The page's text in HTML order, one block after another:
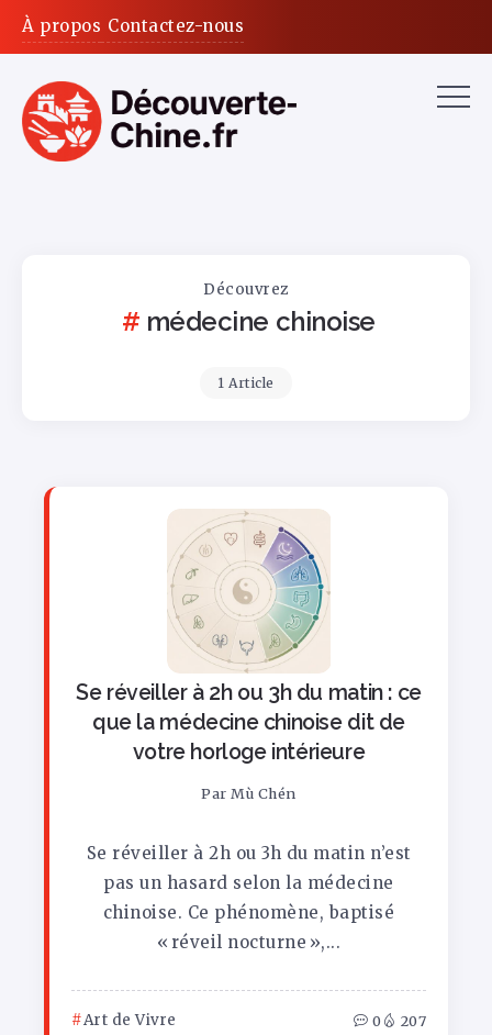
À propos Contactez-nous
Découvrez
médecine chinoise
1 Article
Se réveiller à 2h ou 3h du matin : ce
que la médecine chinoise dit de
votre horloge intérieure
Par Mù Chén
Se réveiller à 2h ou 3h du matin n’est
pas un hasard selon la médecine
chinoise. Ce phénomène, baptisé
« réveil nocturne »,...
Art de Vivre 0 207